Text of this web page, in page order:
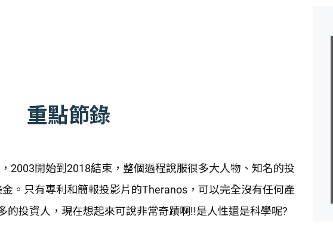
重點節錄
2003開始到2018結束，整個過程說服很多大人物、知名的投
。只有專利和簡報投影片的Theranos，可以完全沒有任何產
的投資人，現在想起來可說非常奇蹟啊!!是人性還是科學呢?